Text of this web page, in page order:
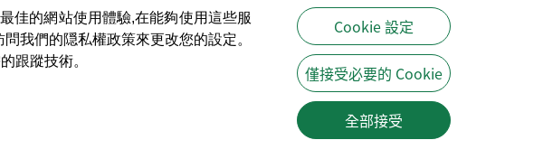
WatchIn
反詐騙宣導
佳的網站使用體驗,在能夠使用這些服
我們的隠私權政策來更改您的設定。
跟蹤技術。
Cookie 設定
僅接受必要的 Cookie
全部接受